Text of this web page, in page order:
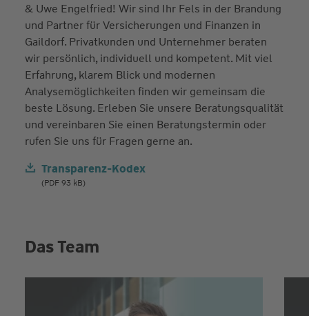
& Uwe Engelfried! Wir sind Ihr Fels in der Brandung
und Partner für Versicherungen und Finanzen in
Gaildorf. Privatkunden und Unternehmer beraten
wir persönlich, individuell und kompetent. Mit viel
Erfahrung, klarem Blick und modernen
Analysemöglichkeiten finden wir gemeinsam die
beste Lösung. Erleben Sie unsere Beratungsqualität
und vereinbaren Sie einen Beratungstermin oder
rufen Sie uns für Fragen gerne an.
Transparenz-Kodex
(PDF 93 kB)
Das Team